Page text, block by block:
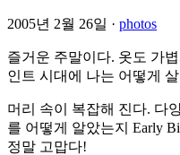
2005년 2월 26일 · photos
즐거운 주말이다. 옷도 가
인트 시대에 나는 어떻게
머리 속이 복잡해 진다. 다
를 어떻게 알았는지 Early
정말 고맙다!